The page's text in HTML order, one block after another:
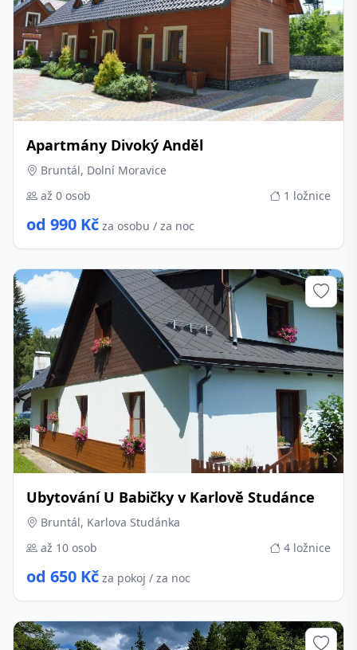
Apartmány Divoký Anděl
Bruntál, Dolní Moravice
až 0 osob
1 ložnice
od 990 Kč za osobu / za noc
Ubytování U Babičky v Karlově Studánce
Bruntál, Karlova Studánka
až 10 osob
4 ložnice
od 650 Kč za pokoj / za noc